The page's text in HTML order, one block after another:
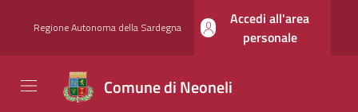
Regione Autonoma della Sardegna
Accedi all'area
personale
Comune di Neoneli